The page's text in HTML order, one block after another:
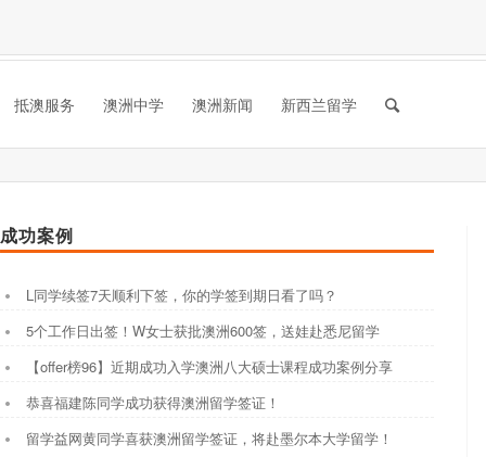
抵澳服务 澳洲中学 澳洲新闻 新西兰留学
成功案例
L同学续签7天顺利下签，你的学签到期日看了吗？
5个工作日出签！W女士获批澳洲600签，送娃赴悉尼留学
【offer榜96】近期成功入学澳洲八大硕士课程成功案例分享
恭喜福建陈同学成功获得澳洲留学签证！
留学益网黄同学喜获澳洲留学签证，将赴墨尔本大学留学！